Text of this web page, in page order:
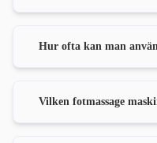
Hur ofta kan man
Vilken fotmassage